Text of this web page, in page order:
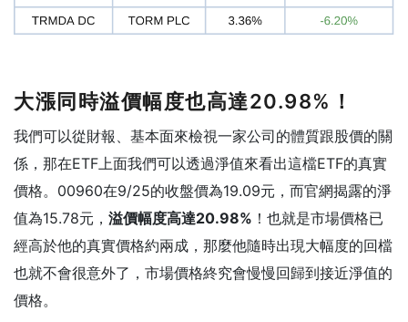
大漲同時溢價幅度也高達20.98%！
我們可以從財報、基本面來檢視一家公司的體質跟股價的關
係，那在ETF上面我們可以透過淨值來看出這檔ETF的真實
價格。00960在9/25的收盤價為19.09元，而官網揭露的淨
值為15.78元， 溢價幅度高達20.98% ！也就是市場價格已
經高於他的真實價格約兩成，那麼他隨時出現大幅度的回檔
也就不會很意外了，市場價格終究會慢慢回歸到接近淨值的
價格。